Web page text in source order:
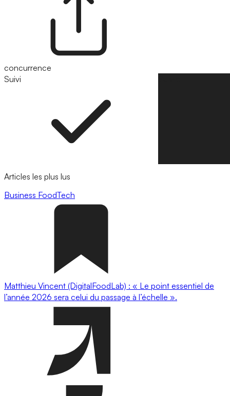
concurrence
Suivi
Articles les plus lus
Business FoodTech
Matthieu Vincent (DigitalFoodLab) : « Le point essentiel de
l’année 2026 sera celui du passage à l’échelle ».